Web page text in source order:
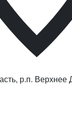
р.п. Верхнее